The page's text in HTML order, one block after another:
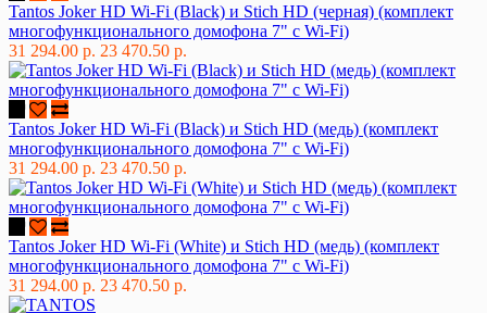
Tantos Joker HD Wi-Fi (Black) и Stich HD (черная) (комплект
многофункционального домофона 7" с Wi-Fi)
31 294.00 р. 23 470.50 р.
Tantos Joker HD Wi-Fi (Black) и Stich HD (медь) (комплект
многофункционального домофона 7" с Wi-Fi)
31 294.00 р. 23 470.50 р.
Tantos Joker HD Wi-Fi (White) и Stich HD (медь) (комплект
многофункционального домофона 7" с Wi-Fi)
31 294.00 р. 23 470.50 р.